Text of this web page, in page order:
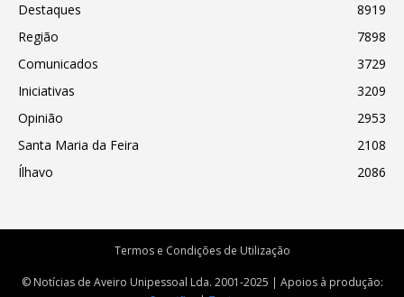
Destaques
8919
Região
7898
Comunicados
3729
Iniciativas
3209
Opinião
2953
Santa Maria da Feira
2108
Ílhavo
2086
Termos e Condições de Utilização
© Notícias de Aveiro Unipessoal Lda. 2001-2025 | Apoios à produção: